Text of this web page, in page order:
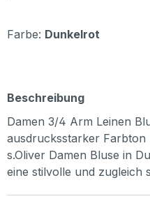
Farbe: Dunkelrot
Beschreibung
Damen 3/4 Arm Leinen
ausdrucksstarker Farbton
s.Oliver Damen Bluse in
eine stilvolle und zugleich